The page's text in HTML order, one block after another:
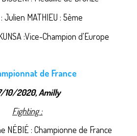
Julien MATHIEU : 5ème
:Vice-Champion d'Europe
de France
10/2020, Amilly
Fighting :
NÉBIÉ : Championne de France